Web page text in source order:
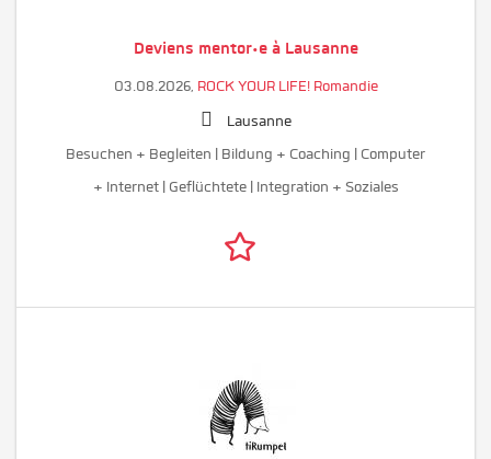
Deviens mentor·e à Lausanne
03.08.2026, ROCK YOUR LIFE! Romandie
Lausanne
Besuchen + Begleiten | Bildung + Coaching | Computer
+ Internet | Geflüchtete | Integration + Soziales